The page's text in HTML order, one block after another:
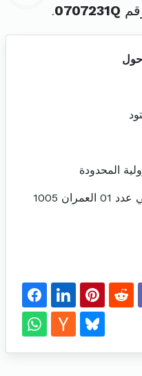
0707231Q
.
المحدودة
نهج الأمين الريحاني عدد 01 العمران 1005